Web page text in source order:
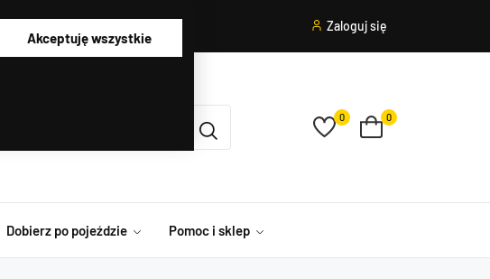
Akceptuję wszystkie
Zaloguj się
0 0
Dobierz po pojeździe Pomoc i sklep